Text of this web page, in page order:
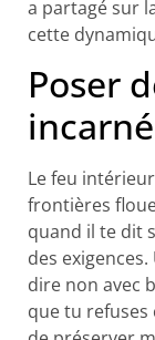
a partagé sur
cette
Poser
Le feu
frontières
quand il te dit
des
dire non avec
que tu refuses